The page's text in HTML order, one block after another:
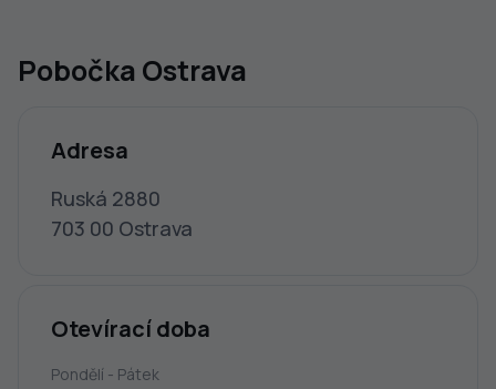
Pobočka Ostrava
Adresa
Ruská 2880
703 00 Ostrava
Otevírací doba
Pondělí - Pátek